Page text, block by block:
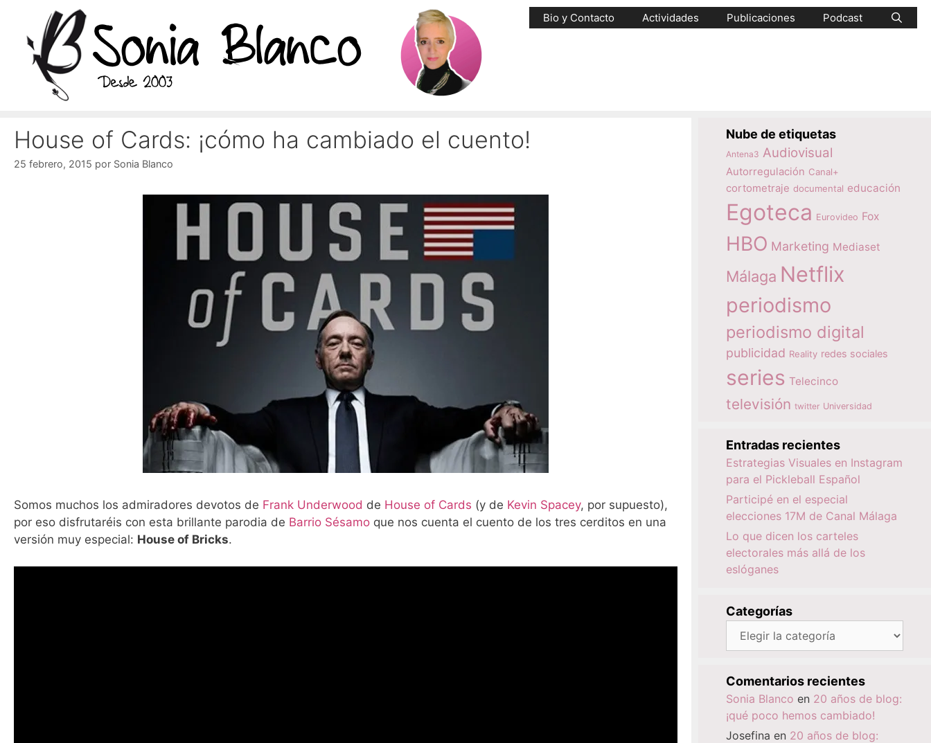
contenido
Bio y Contacto Actividades Publicaciones Podcast
House of Cards: ¡cómo ha cambiado el cuento!
25 febrero, 2015 por Sonia Blanco
Somos muchos los admiradores devotos de Frank Underwood de House of Cards (y de Kevin Spacey, por supuesto),
por eso disfrutaréis con esta brillante parodia de Barrio Sésamo que nos cuenta el cuento de los tres cerditos en una
versión muy especial: House of Bricks.
Nube de etiquetas
Antena3 Audiovisual
Autorregulación Canal+
cortometraje documental educación
Egoteca Eurovideo Fox
HBO Marketing Mediaset
Málaga Netflix
periodismo
periodismo digital
publicidad Reality redes sociales
series Telecinco
televisión twitter Universidad
Entradas recientes
Estrategias Visuales en Instagram
para el Pickleball Español
Participé en el especial
elecciones 17M de Canal Málaga
Lo que dicen los carteles
electorales más allá de los
eslóganes
Categorías
Categorías
Comentarios recientes
Sonia Blanco en 20 años de blog:
¡qué poco hemos cambiado!
Josefina en 20 años de blog: